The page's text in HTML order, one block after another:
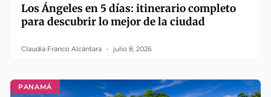
Los Ángeles en 5 días: itinerario completo
para descubrir lo mejor de la ciudad
Claudia Franco Alcántara julio 8, 2026
PANAMÁ